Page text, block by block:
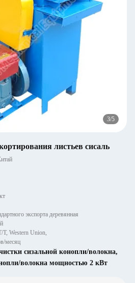
3/5
листьев сисаль
экспорта деревянная
Western Union,
месяц
сизальной конопли/волокна,
волокна мощностью 2 кВт